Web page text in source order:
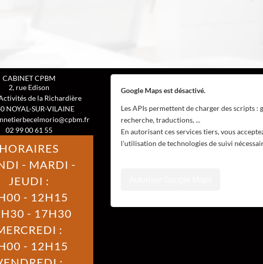
CABINET CPBM
2, rue Edison
de la Richardière
NOYAL-SUR-VILAINE
02 99 00 61 55
HORAIRES
- MARDI -
JEUDI :
- 12H15
- 17H30
:
- 12H15
Google Maps est désactivé.
Les APIs permettent de charger des scripts :
recherche, traductions, ...
En autorisant ces services tiers, vous
l'utilisation de technologies de suivi